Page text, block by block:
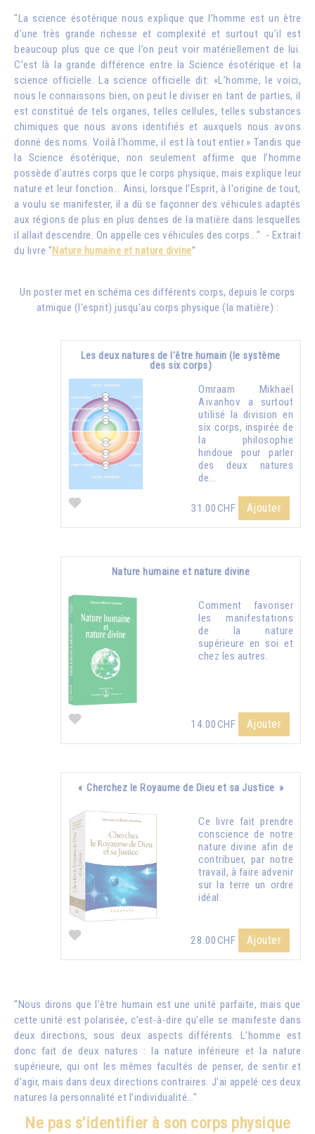
"La science ésotérique nous explique que l’homme est un être
d’une très grande richesse et complexité et surtout qu’il est
beaucoup plus que ce que l’on peut voir matériellement de lui.
C’est là la grande différence entre la Science ésotérique et la
science officielle. La science officielle dit: «L’homme, le voici,
nous le connaissons bien, on peut le diviser en tant de parties, il
est constitué de tels organes, telles cellules, telles substances
chimiques que nous avons identifiés et auxquels nous avons
donné des noms. Voilà l’homme, il est là tout entier.» Tandis que
la Science ésotérique, non seulement affirme que l’homme
possède d’autres corps que le corps physique, mais explique leur
nature et leur fonction… Ainsi, lorsque l’Esprit, à l'origine de tout,
a voulu se manifester, il a dû se façonner des véhicules adaptés
aux régions de plus en plus denses de la matière dans lesquelles
il allait descendre. On appelle ces véhicules des corps..." - Extrait
du livre "Nature humaine et nature divine"
Un poster met en schéma ces différents corps, depuis le corps
atmique (l'esprit) jusqu'au corps physique (la matière) :
Les deux natures de l'être humain (le système
des six corps)
Omraam Mikhaël
Aïvanhov a surtout
utilisé la division en
six corps, inspirée de
la philosophie
hindoue pour parler
des deux natures
de...
31.00CHF Ajouter
Nature humaine et nature divine
Comment favoriser
les manifestations
de la nature
supérieure en soi et
chez les autres.
14.00CHF Ajouter
« Cherchez le Royaume de Dieu et sa Justice »
Ce livre fait prendre
conscience de notre
nature divine afin de
contribuer, par notre
travail, à faire advenir
sur la terre un ordre
idéal.
28.00CHF Ajouter
"Nous dirons que l’être humain est une unité parfaite, mais que
cette unité est polarisée, c’est-à-dire qu’elle se manifeste dans
deux directions, sous deux aspects différents. L’homme est
donc fait de deux natures : la nature inférieure et la nature
supérieure, qui ont les mêmes facultés de penser, de sentir et
d’agir, mais dans deux directions contraires. J’ai appelé ces deux
natures la personnalité et l’individualité…"
Ne pas s'identifier à son corps physique